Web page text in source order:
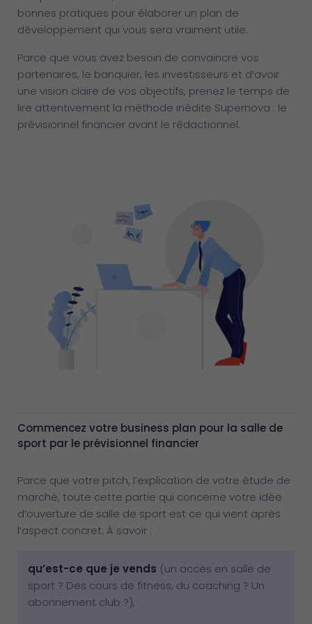
bonnes pratiques pour élaborer un plan de
développement qui vous sera vraiment utile.
Parce que vous avez besoin de convaincre vos
partenaires, le banquier, les investisseurs et d’avoir
une vision claire de vos objectifs, prenez le temps de
lire attentivement la méthode inédite Supernova : le
prévisionnel financier avant le rédactionnel.
Commencez votre business plan pour la salle de
sport par le prévisionnel financier
Parce que votre pitch, l’explication de votre étude de
marché, toute cette partie qui concerne votre idée
d’ouverture de salle de sport est ce qui vient après
l’aspect concret. À savoir :
qu’est-ce que je vends (un accès en salle de
sport ? Des cours de fitness, du coaching ? Un
abonnement club ?),